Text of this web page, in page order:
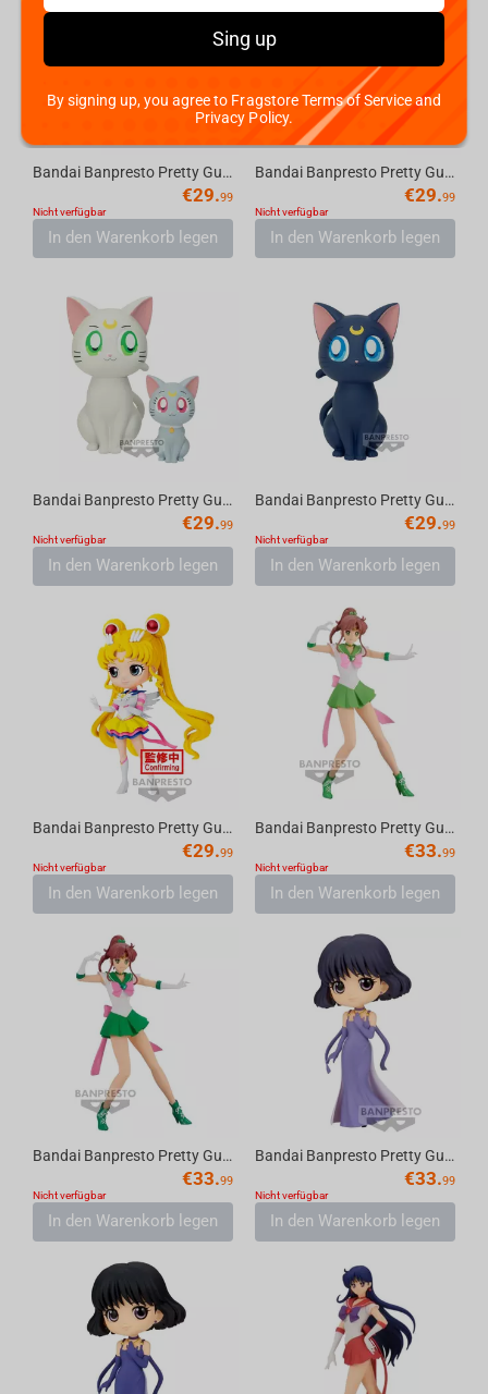
Bandai Banpresto Pretty Guardian Sailor Moon Cosmos the Movie - Q posket-Eternal Sail...
€29.99
Nicht verfügbar
In den Warenkorb legen
Bandai Banpresto Pretty Guardian Sailor Moon Cosmos the Movie - Q posket-Eternal Sail...
€29.99
Nicht verfügbar
In den Warenkorb legen
Bandai Banpresto Pretty Guardian Sailor Moon Cosmos the Movie - Sofvimates Artemis & ...
€29.99
Nicht verfügbar
In den Warenkorb legen
Bandai Banpresto Pretty Guardian Sailor Moon Cosmos the Movie - Sofvimates Luna Figure
€29.99
Nicht verfügbar
In den Warenkorb legen
Bandai Banpresto Pretty Guardian Sailor Moon Cosmos the Movie - Q posket-Eternal Sail...
€29.99
Nicht verfügbar
In den Warenkorb legen
Bandai Banpresto Pretty Guardian Sailor Moon Eternal the Movie - Glitter & Glamours -...
€33.99
Nicht verfügbar
In den Warenkorb legen
Bandai Banpresto Pretty Guardian Sailor Moon Eternal the Movie - Glitter & Glamours -...
€33.99
Nicht verfügbar
In den Warenkorb legen
Bandai Banpresto Pretty Guardian Sailor Moon Eternal the Movie - Q posket-Princess Sa...
€33.99
Nicht verfügbar
In den Warenkorb legen
Sing up
By signing up, you agree to Fragstore Terms of Service and
Privacy Policy.